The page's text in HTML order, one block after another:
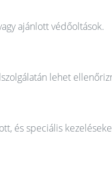
ajánlott védőoltások.
lehet
és speciális